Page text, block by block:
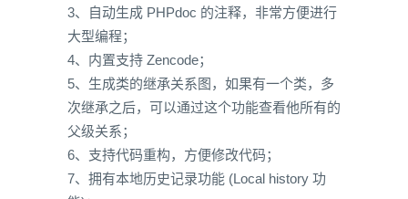
3、自动生成 PHPdoc 的注释，非常方便进行
大型编程；
4、内置支持 Zencode；
5、生成类的继承关系图，如果有一个类，多
次继承之后，可以通过这个功能查看他所有的
父级关系；
6、支持代码重构，方便修改代码；
7、拥有本地历史记录功能 (Local history 功